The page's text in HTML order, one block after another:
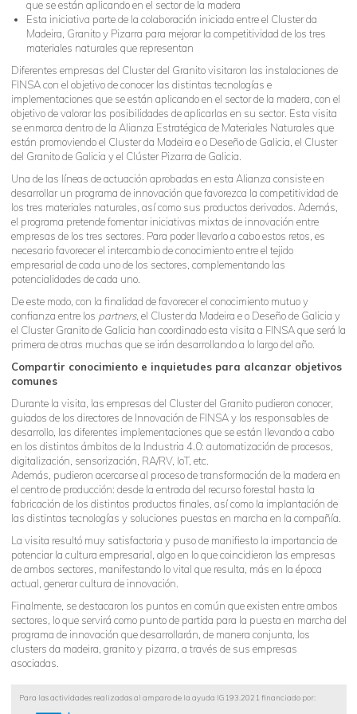
que se están aplicando en el sector de la madera
Esta iniciativa parte de la colaboración iniciada entre el Cluster da
Madeira, Granito y Pizarra para mejorar la competitividad de los tres
materiales naturales que representan
Diferentes empresas del Cluster del Granito visitaron las instalaciones de
FINSA con el objetivo de conocer las distintas tecnologías e
implementaciones que se están aplicando en el sector de la madera, con el
objetivo de valorar las posibilidades de aplicarlas en su sector. Esta visita
se enmarca dentro de la Alianza Estratégica de Materiales Naturales que
están promoviendo el Cluster da Madeira e o Deseño de Galicia, el Cluster
del Granito de Galicia y el Clúster Pizarra de Galicia.
Una de las líneas de actuación aprobadas en esta Alianza consiste en
desarrollar un programa de innovación que favorezca la competitividad de
los tres materiales naturales, así como sus productos derivados. Además,
el programa pretende fomentar iniciativas mixtas de innovación entre
empresas de los tres sectores. Para poder llevarlo a cabo estos retos, es
necesario favorecer el intercambio de conocimiento entre el tejido
empresarial de cada uno de los sectores, complementando las
potencialidades de cada uno.
De este modo, con la finalidad de favorecer el conocimiento mutuo y
confianza entre los partners, el Cluster da Madeira e o Deseño de Galicia y
el Cluster Granito de Galicia han coordinado esta visita a FINSA que será la
primera de otras muchas que se irán desarrollando a lo largo del año.
Compartir conocimiento e inquietudes para alcanzar objetivos
comunes
Durante la visita, las empresas del Cluster del Granito pudieron conocer,
guiados de los directores de Innovación de FINSA y los responsables de
desarrollo, las diferentes implementaciones que se están llevando a cabo
en los distintos ámbitos de la Industria 4.0: automatización de procesos,
digitalización, sensorización, RA/RV, IoT, etc.
Además, pudieron acercarse al proceso de transformación de la madera en
el centro de producción: desde la entrada del recurso forestal hasta la
fabricación de los distintos productos finales, así como la implantación de
las distintas tecnologías y soluciones puestas en marcha en la compañía.
La visita resultó muy satisfactoria y puso de manifiesto la importancia de
potenciar la cultura empresarial, algo en lo que coincidieron las empresas
de ambos sectores, manifestando lo vital que resulta, más en la época
actual, generar cultura de innovación.
Finalmente, se destacaron los puntos en común que existen entre ambos
sectores, lo que servirá como punto de partida para la puesta en marcha del
programa de innovación que desarrollarán, de manera conjunta, los
clusters da madeira, granito y pizarra, a través de sus empresas
asociadas.
Para las actividades realizadas al amparo de la ayuda IG193.2021 financiado por: